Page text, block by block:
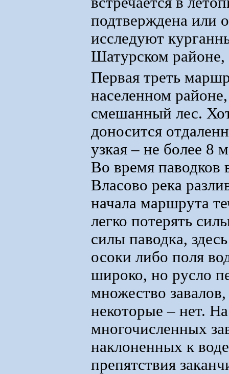
подтверждена или
исследуют
Шатурском
Первая треть
населенном
смешанный лес.
доносится
узкая – не более 8
Во время паводков
Власово река
начала маршрута
легко потерять
силы паводка,
осоки либо поля
широко, но русло
множество
некоторые – нет.
многочисленных
наклоненных к
препятствия